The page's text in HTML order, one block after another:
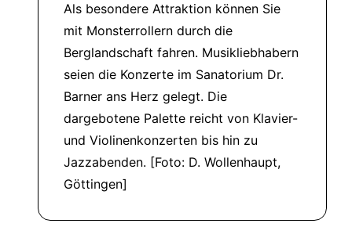
Als besondere Attraktion können Sie
mit Monsterrollern durch die
Berglandschaft fahren. Musikliebhabern
seien die Konzerte im Sanatorium Dr.
Barner ans Herz gelegt. Die
dargebotene Palette reicht von Klavier-
und Violinenkonzerten bis hin zu
Jazzabenden. [Foto: D. Wollenhaupt,
Göttingen]